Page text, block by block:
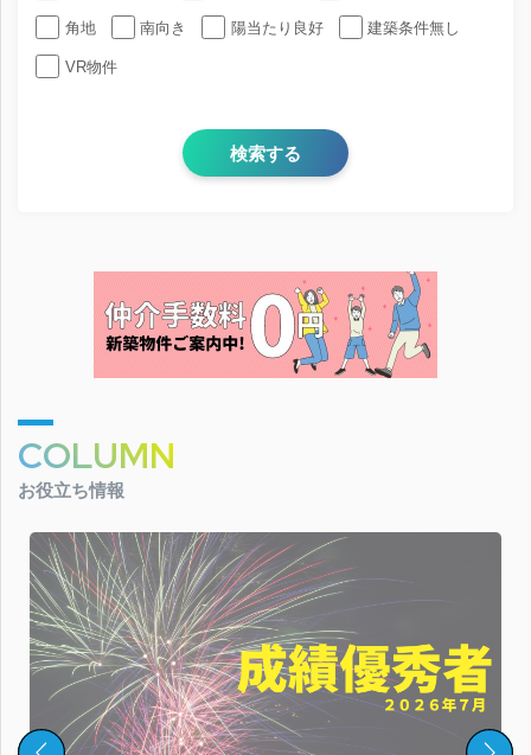
角地 南向き 陽当たり良好 建築条件無し
VR物件
検索する
COLUMN
お役立ち情報